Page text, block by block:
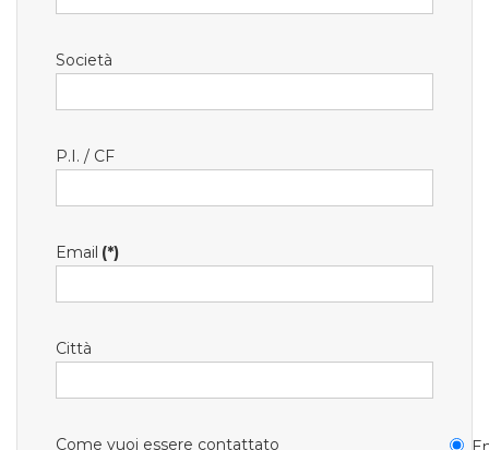
Società
P.I. / CF
Email (*)
Città
Come vuoi essere contattato